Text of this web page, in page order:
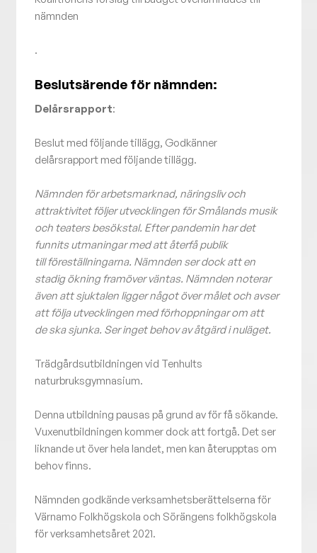
nämnden
.
Beslutsärende för nämnden:
Delårsrapport:
Beslut med följande tillägg, Godkänner
delårsrapport med följande tillägg.
Nämnden för arbetsmarknad, näringsliv och
attraktivitet följer utvecklingen för Smålands musik
och teaters besökstal. Efter pandemin har det
funnits utmaningar med att återfå publik
till föreställningarna. Nämnden ser dock att en
stadig ökning framöver väntas. Nämnden noterar
även att sjuktalen ligger något över målet och avser
att följa utvecklingen med förhoppningar om att
de ska sjunka. Ser inget behov av åtgärd i nuläget.
Trädgårdsutbildningen vid Tenhults
naturbruksgymnasium.
Denna utbildning pausas på grund av för få sökande.
Vuxenutbildningen kommer dock att fortgå. Det ser
liknande ut över hela landet, men kan återupptas om
behov finns.
Nämnden godkände verksamhetsberättelserna för
Värnamo Folkhögskola och Sörängens folkhögskola
för verksamhetsåret 2021.